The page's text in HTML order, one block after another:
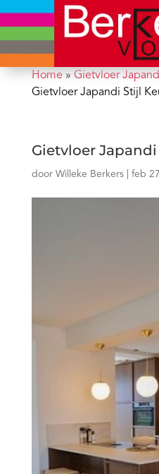
Home» Gietvloer
Gietvloer Japandi Stijl
Gietvloer
door Willeke Berkers| feb